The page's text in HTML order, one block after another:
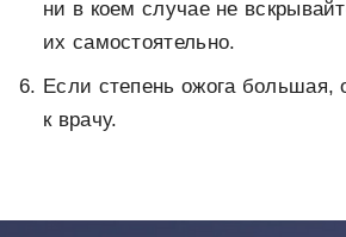
ни в коем случае не
их самостоятельно.
Если степень ожога большая,
к врачу.